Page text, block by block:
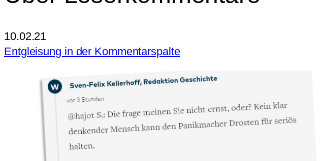
10.02.21
Entgleisung in der Kommentarspalte